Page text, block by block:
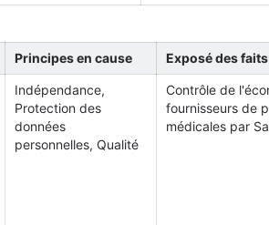
Principes en cause Exposé des faits
Indépendance,
Protection des
données
personnelles, Qualité
Contrôle de
fournisseurs de
médicales par